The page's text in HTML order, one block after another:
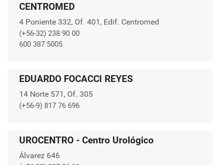
CENTROMED
4 Poniente 332, Of. 401, Edif. Centromed
(+56-32) 238 90 00
600 387 5005
EDUARDO FOCACCI REYES
14 Norte 571, Of. 305
(+56-9) 817 76 696
UROCENTRO - Centro Urológico
Álvarez 646